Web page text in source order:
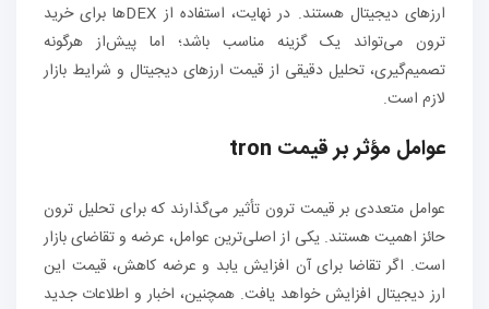
ارزهای دیجیتال هستند. در نهایت، استفاده از DEX‌ها برای خرید
ترون می‌تواند یک گزینه مناسب باشد؛ اما پیش‌از هرگونه
تصمیم‌گیری، تحلیل دقیقی از قیمت ارزهای دیجیتال و شرایط بازار
لازم است.
عوامل مؤثر بر قیمت tron
عوامل متعددی بر قیمت ترون تأثیر می‌گذارند که برای تحلیل ترون
حائز اهمیت هستند. یکی از اصلی‌ترین عوامل، عرضه و تقاضای بازار
است. اگر تقاضا برای آن افزایش یابد و عرضه کاهش، قیمت این
ارز دیجیتال افزایش خواهد یافت. همچنین، اخبار و اطلاعات جدید